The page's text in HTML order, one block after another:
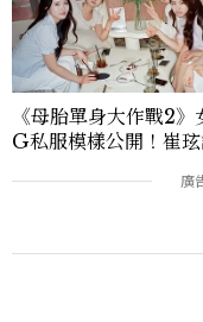
《母胎單身大作戰2
G私服模樣公開！崔玹